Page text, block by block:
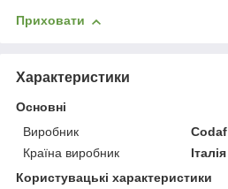
Приховати
Характеристики
Основні
Виробник
Codaf
Країна виробник
Італія
Користувацькі характеристики